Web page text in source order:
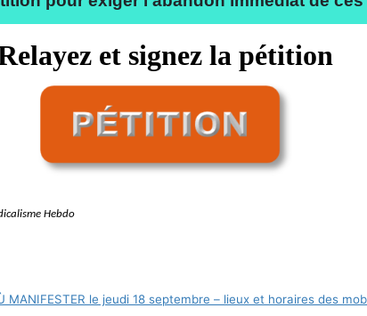
et signez la pétition
Hebdo
MANIFESTER le jeudi 18 septembre – lieux et horaires des